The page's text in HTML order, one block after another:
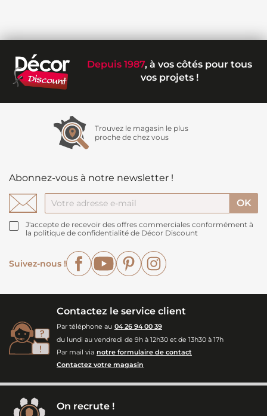
Depuis 1987, à vos côtés pour tous
vos projets !
Trouvez le magasin le plus
proche de chez vous
Abonnez-vous à notre newsletter !
J'accepte de recevoir des offres commerciales conformément à
la politique de confidentialité de Décor Discount
Suivez-nous !
FacebookYouTubePinterest
Contactez le service client
Par téléphone au 04 26 94 00 39
du lundi au vendredi de 9h à 12h30 et de 13h30 à 17h
Par mail via notre formulaire de contact
Contactez votre magasin
On recrute !